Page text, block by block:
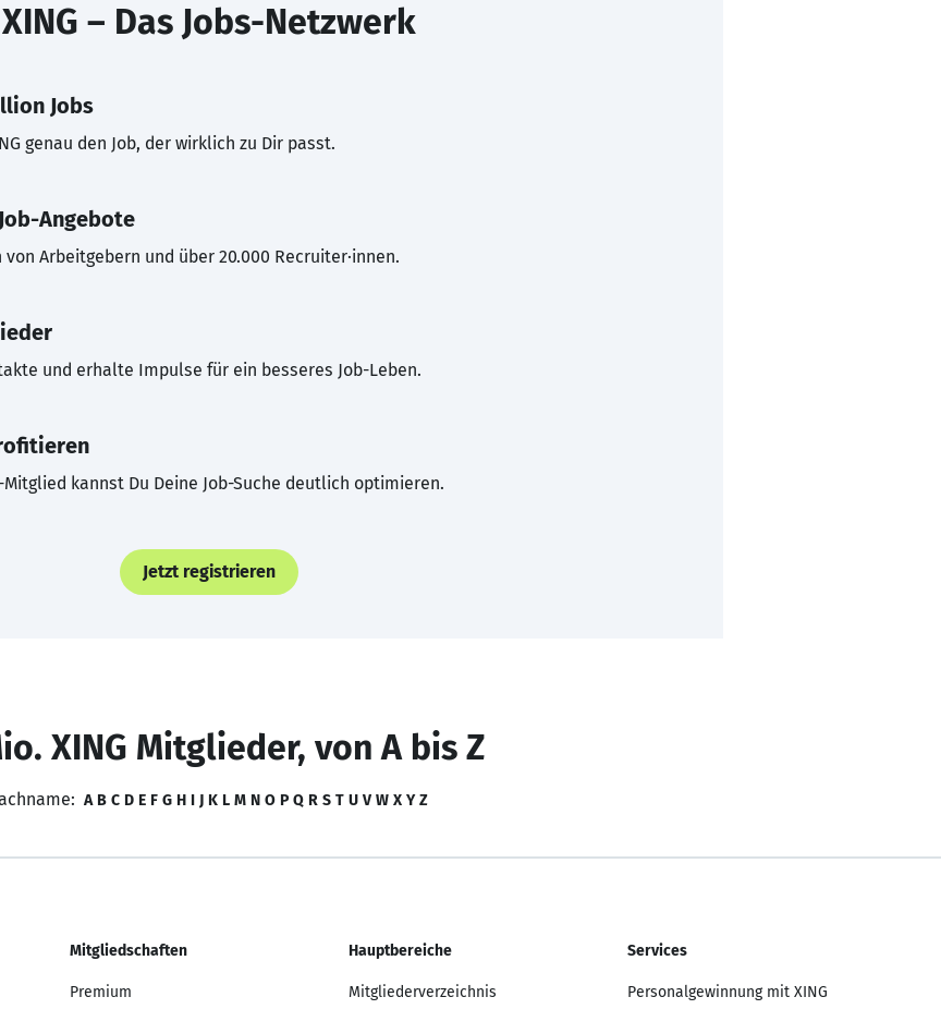
XING – Das Jobs-Netzwerk
Jobs
genau den Job, der wirklich zu Dir passt.
Angebote
von Arbeitgebern und über 20.000 Recruiter·innen.
und erhalte Impulse für ein besseres Job-Leben.
kannst Du Deine Job-Suche deutlich optimieren.
Jetzt registrieren
XING Mitglieder, von A bis Z
A B C D E F G H I J K L M N O P Q R S T U V W X Y Z
Mitgliedschaften
Premium
Hauptbereiche
Mitgliederverzeichnis
Services
Personalgewinnung mit XING